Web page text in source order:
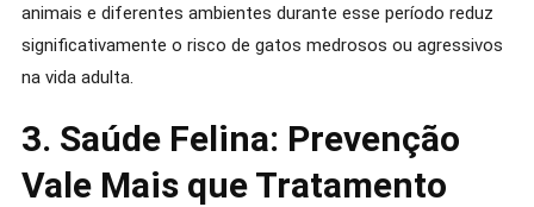
animais e diferentes ambientes durante esse período reduz
significativamente o risco de gatos medrosos ou agressivos
na vida adulta.
3. Saúde Felina: Prevenção
Vale Mais que Tratamento